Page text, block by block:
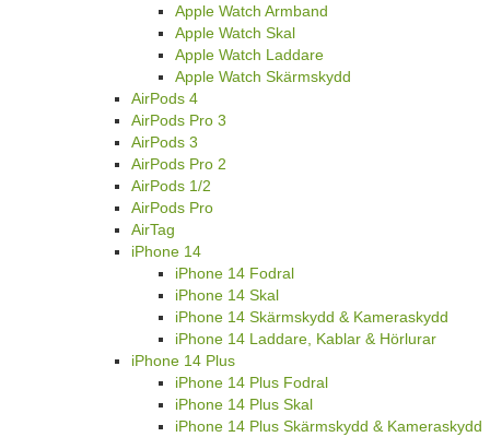
Apple Watch Armband
Apple Watch Skal
Apple Watch Laddare
Apple Watch Skärmskydd
AirPods 4
AirPods Pro 3
AirPods 3
AirPods Pro 2
AirPods 1/2
AirPods Pro
AirTag
iPhone 14
iPhone 14 Fodral
iPhone 14 Skal
iPhone 14 Skärmskydd & Kameraskydd
iPhone 14 Laddare, Kablar & Hörlurar
iPhone 14 Plus
iPhone 14 Plus Fodral
iPhone 14 Plus Skal
iPhone 14 Plus Skärmskydd & Kameraskydd